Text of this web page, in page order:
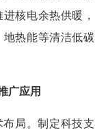
核电余热供暖，
热能等清洁低碳
广应用
布局。制定科技支